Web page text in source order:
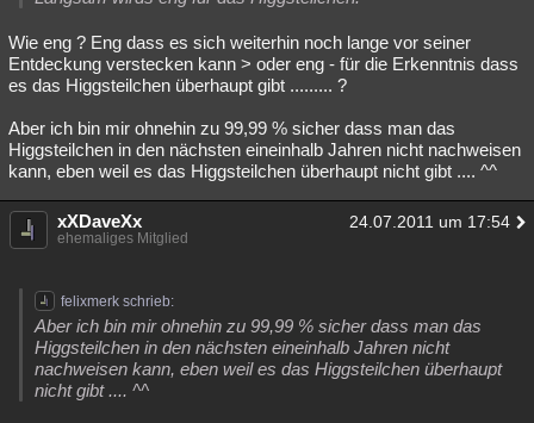
Wie eng ? Eng dass es sich weiterhin noch lange vor seiner
Entdeckung verstecken kann > oder eng - für die Erkenntnis dass
es das Higgsteilchen überhaupt gibt ......... ?
Aber ich bin mir ohnehin zu 99,99 % sicher dass man das
Higgsteilchen in den nächsten eineinhalb Jahren nicht nachweisen
kann, eben weil es das Higgsteilchen überhaupt nicht gibt .... ^^
xXDaveXx 24.07.2011 um 17:54
ehemaliges Mitglied
felixmerk schrieb:
Aber ich bin mir ohnehin zu 99,99 % sicher dass man das
Higgsteilchen in den nächsten eineinhalb Jahren nicht
nachweisen kann, eben weil es das Higgsteilchen überhaupt
nicht gibt .... ^^